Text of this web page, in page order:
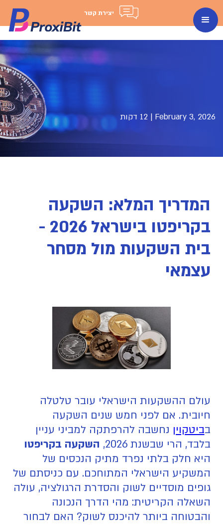
יצירת קשר
February 3, 2026
| 12 דקות
המדריך המלא: השקעה
בקריפטו בישראל 2026 -
בית השקעות מול מסחר
עצמאי
עולם ההשקעות הישראלי עובר טלטלה
חיובית. אם לפני חמש שנים השקעה
בביטקוין נחשבה להרפתקה למביני עניין
בלבד, הרי שבשנת 2026,
השקעה בקריפטו
היא חלק בלתי נפרד מתיק הנכסים של
המשקיע הישראלי המתוחכם. עם כניסתם של
גופים מוסדיים לשוק והסדרת הרגולציה, עולה
השאלה הקריטית: מהי הדרך הנכונה
והבטוחה ביותר להיכנס לשוק? האם לבחור